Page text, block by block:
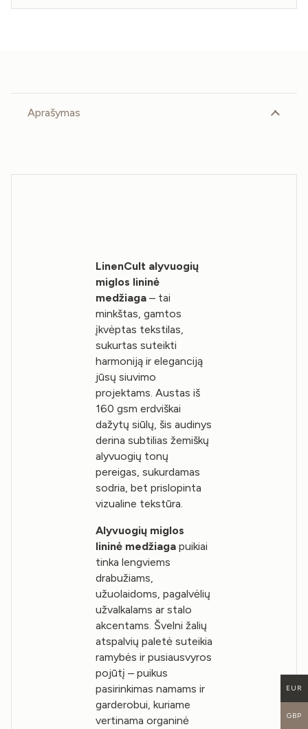
Aprašymas
LinenCult alyvuogių
miglos lininė
medžiaga– tai
minkštas, gamtos
įkvėptas tekstilas,
sukurtas suteikti
harmoniją ir eleganciją
jūsų siuvimo
projektams. Austas iš
160 gsm erdviškai
dažytų siūlų, šis audinys
derina subtilias žemiškų
alyvuogių tonų
pereigas, sukurdamas
sodria, bet prislopinta
vizualine tekstūra.
Alyvuogių miglos
lininė medžiagapuikiai
tinka lengviems
drabužiams,
užuolaidoms, pagalvėlių
užvalkalams ar stalo
akcentams. Švelni žalių
atspalvių paletė suteikia
ramybės ir pusiausvyros
pojūtį – puikus
pasirinkimas namams ir
garderobui, kuriame
vertinama organinė
EUR
GBP